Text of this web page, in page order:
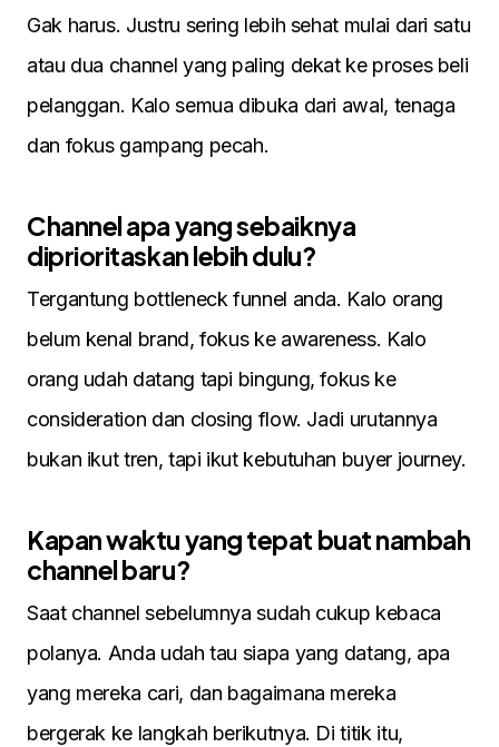
Gak harus. Justru sering lebih sehat mulai dari satu
atau dua channel yang paling dekat ke proses beli
pelanggan. Kalo semua dibuka dari awal, tenaga
dan fokus gampang pecah.
Channel apa yang sebaiknya
diprioritaskan lebih dulu?
Tergantung bottleneck funnel anda. Kalo orang
belum kenal brand, fokus ke awareness. Kalo
orang udah datang tapi bingung, fokus ke
consideration dan closing flow. Jadi urutannya
bukan ikut tren, tapi ikut kebutuhan buyer journey.
Kapan waktu yang tepat buat nambah
channel baru?
Saat channel sebelumnya sudah cukup kebaca
polanya. Anda udah tau siapa yang datang, apa
yang mereka cari, dan bagaimana mereka
bergerak ke langkah berikutnya. Di titik itu,